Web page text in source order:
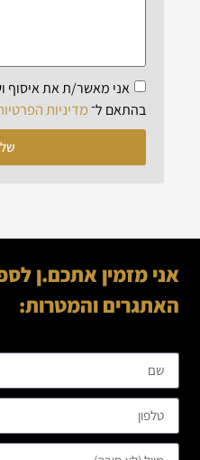
אני מאשר/ת את איסוף
בהתאם ל־מדיניות
אני מזמין אתכם.ן
האתגרים והמטרות: